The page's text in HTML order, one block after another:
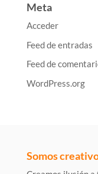
Meta
Acceder
Feed de entradas
Feed de
WordPress.org
Somos